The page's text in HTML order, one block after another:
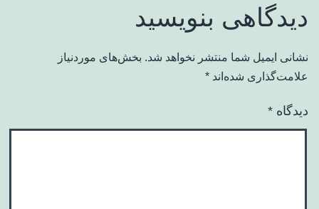
دیدگاهی بنویسید
نشانی ایمیل شما منتشر نخواهد شد. بخش‌های موردنیاز
علامت‌گذاری شده‌اند *
دیدگاه *